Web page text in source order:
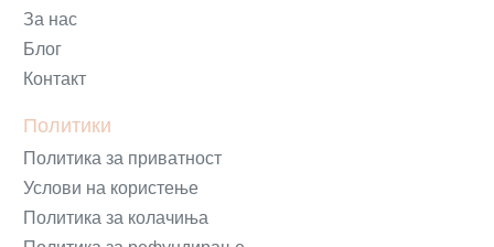
За нас
Блог
Контакт
Политики
Политика за приватност
Услови на користење
Политика за колачиња